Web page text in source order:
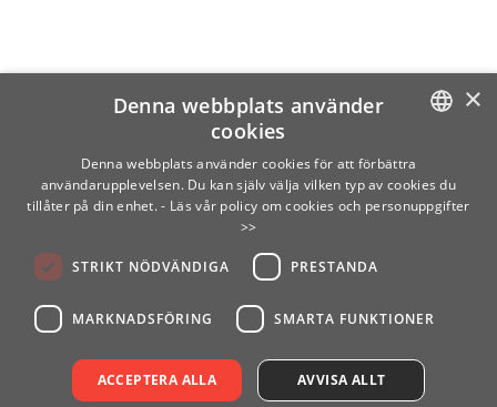
SWEDISH
×
Denna webbplats använder
cookies
Denna webbplats använder cookies för att förbättra
användarupplevelsen. Du kan själv välja vilken typ av cookies du
tillåter på din enhet. - Läs vår policy om cookies och personuppgifter
>>
STRIKT NÖDVÄNDIGA PRESTANDA
MARKNADSFÖRING SMARTA FUNKTIONER
ACCEPTERA ALLA AVVISA ALLT